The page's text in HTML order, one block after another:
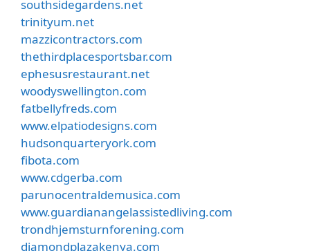
southsidegardens.net
trinityum.net
mazzicontractors.com
thethirdplacesportsbar.com
ephesusrestaurant.net
woodyswellington.com
fatbellyfreds.com
www.elpatiodesigns.com
hudsonquarteryork.com
fibota.com
www.cdgerba.com
parunocentraldemusica.com
www.guardianangelassistedliving.com
trondhjemsturnforening.com
diamondplazakenya.com